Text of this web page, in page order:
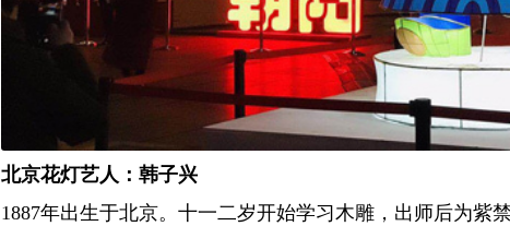
北京花灯艺人：韩子兴
1887年出生于北京。十一二岁开始学习木雕，出师后为紫